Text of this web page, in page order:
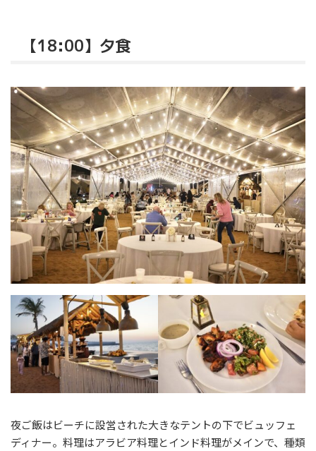
【18:00】夕食
夜ご飯はビーチに設営された大きなテントの下でビュッフェ
ディナー。料理はアラビア料理とインド料理がメインで、種類